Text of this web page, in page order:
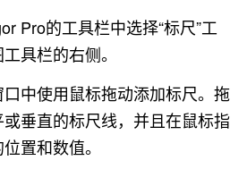
Pro的工具栏中选择“标尺”工
具栏的右侧。
中使用鼠标拖动添加标尺。拖
垂直的标尺线，并且在鼠标指
置和数值。